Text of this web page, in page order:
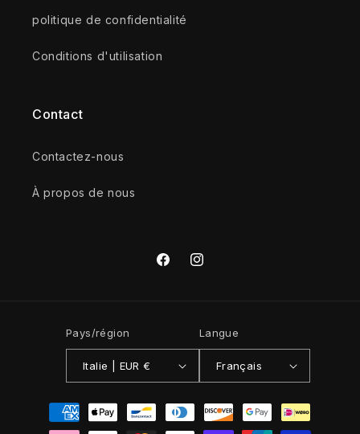
politique de confidentialité
Conditions d'utilisation
Contact
Contactez-nous
À propos de nous
FacebookInstagram
Pays/région
Italie | EUR €
Langue
Français
Moyens